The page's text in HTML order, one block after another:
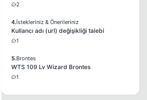
2
4.İstekleriniz & Önerileriniz
Kullancı adı (url) değişikliği talebi
1
5.Brontes
WTS 109 Lv Wizard Brontes
1